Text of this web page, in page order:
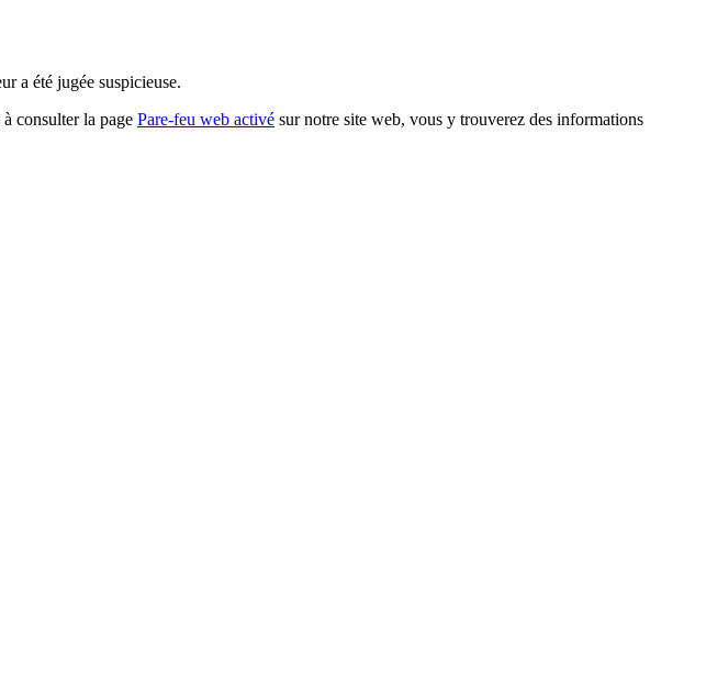
a été jugée suspicieuse.
consulter la page Pare-feu web activé sur notre site web, vous y trouverez des informations